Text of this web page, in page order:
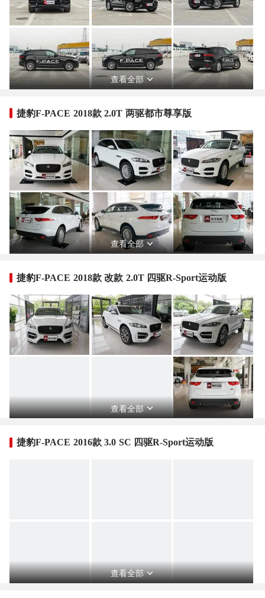
查看全部
捷豹F-PACE 2018款 2.0T 两驱都市尊享版
查看全部
捷豹F-PACE 2018款 改款 2.0T 四驱R-Sport运动版
查看全部
捷豹F-PACE 2016款 3.0 SC 四驱R-Sport运动版
查看全部